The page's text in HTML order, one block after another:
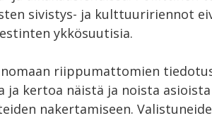
sivistys- ja kulttuuririennot
ykkösuutisia.
riippumattomien
kertoa näistä ja noista
nakertamiseen.